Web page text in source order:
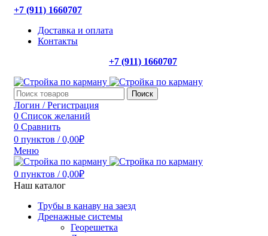
+7 (911) 1660707
Доставка и оплата
Контакты
+7 (911) 1660707
Поиск
Логин / Регистрация
0 Список желаний
0 Сравнить
0 пунктов / 0,00₽
Меню
0 пунктов / 0,00₽
Наш каталог
Трубы в канаву на заезд
Дренажные системы
Георешетка